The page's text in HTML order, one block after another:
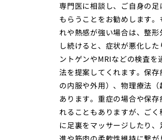
専門医に相談し、ご自身の
もらうことをお勧めします
れや熱感が強い場合は、整
し続けると、症状が悪化し
ントゲンやMRIなどの検査
法を提案してくれます。保
の内服や外用）、物理療法
あります。重症の場合や保
れることもありますが、ご
に足裏をマッサージしたり